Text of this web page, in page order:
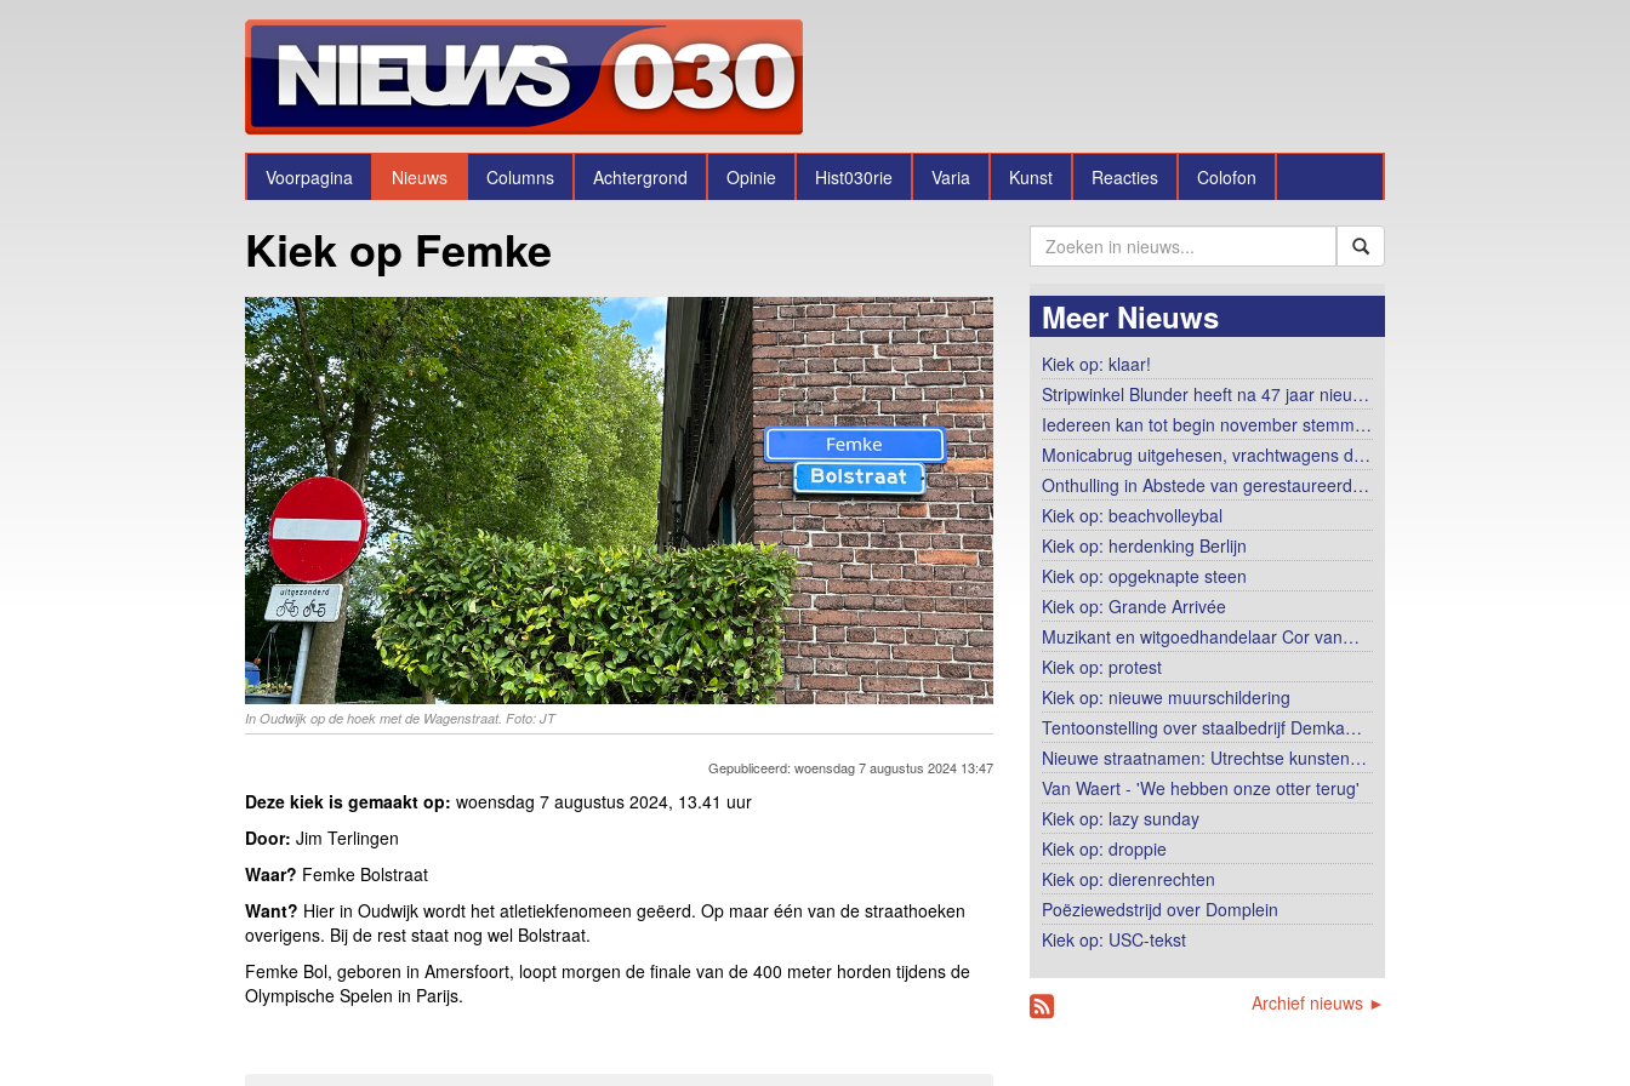
Voorpagina Nieuws Columns Achtergrond Opinie Hist030rie Varia Kunst Reacties Colofon
Kiek op Femke
In Oudwijk op de hoek met de Wagenstraat. Foto: JT
Gepubliceerd: woensdag 7 augustus 2024 13:47
Deze kiek is gemaakt op: woensdag 7 augustus 2024, 13.41 uur
Door: Jim Terlingen
Waar? Femke Bolstraat
Want? Hier in Oudwijk wordt het atletiekfenomeen geëerd. Op maar één van de straathoeken
overigens. Bij de rest staat nog wel Bolstraat.
Femke Bol, geboren in Amersfoort, loopt morgen de finale van de 400 meter horden tijdens de
Olympische Spelen in Parijs.
Meer Nieuws
Kiek op: klaar!
Stripwinkel Blunder heeft na 47 jaar nieu…
Iedereen kan tot begin november stemm…
Monicabrug uitgehesen, vrachtwagens d…
Onthulling in Abstede van gerestaureerd…
Kiek op: beachvolleybal
Kiek op: herdenking Berlijn
Kiek op: opgeknapte steen
Kiek op: Grande Arrivée
Muzikant en witgoedhandelaar Cor van…
Kiek op: protest
Kiek op: nieuwe muurschildering
Tentoonstelling over staalbedrijf Demka…
Nieuwe straatnamen: Utrechtse kunsten…
Van Waert - 'We hebben onze otter terug'
Kiek op: lazy sunday
Kiek op: droppie
Kiek op: dierenrechten
Poëziewedstrijd over Domplein
Kiek op: USC-tekst
Archief nieuws ►